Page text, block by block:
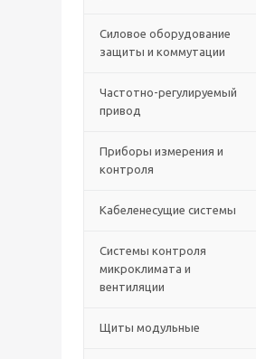
Силовое оборудование
защиты и коммутации
Частотно-регулируемый
привод
Приборы измерения и
контроля
Кабеленесущие системы
Системы контроля
микроклимата и
вентиляции
Щиты модульные